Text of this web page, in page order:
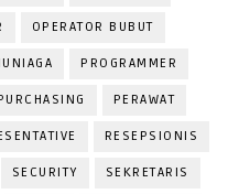
OPERATOR BUBUT
PROGRAMMER
PERAWAT
RESEPSIONIS
SECURITY SEKRETARIS